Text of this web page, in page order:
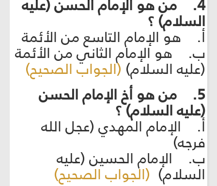
4. من هو الإمام الحسن (عليه
السلام) ؟
أ. هو الإمام التاسع من الأئمة
ب. هو الإمام الثاني من الأئمة
(عليه السلام) (الجواب الصحيح)
5. من هو أخ الإمام الحسن
(عليه السلام) ؟
أ. الإمام المهدي (عجل الله
فرجه)
ب. الإمام الحسين (عليه
السلام) (الجواب الصحيح)